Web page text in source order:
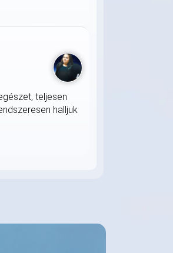
teljesen
halljuk